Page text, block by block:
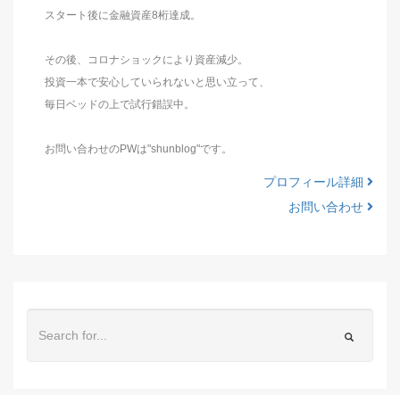
スタート後に金融資産8桁達成。
その後、コロナショックにより資産減少。
投資一本で安心していられないと思い立って、
毎日ベッドの上で試行錯誤中。
お問い合わせのPWは"shunblog"です。
プロフィール詳細
お問い合わせ